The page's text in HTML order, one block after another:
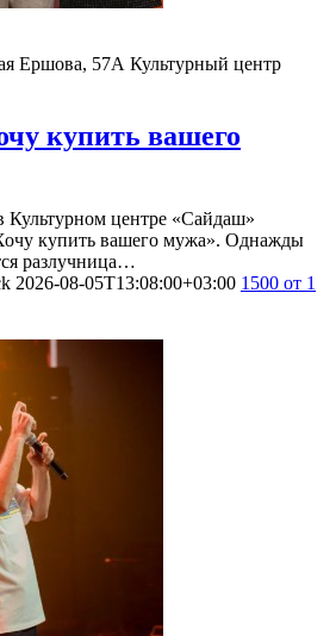
Ершова, 57А Культурный центр
купить вашего
Культурном центре «Сайдаш»
купить вашего мужа». Однажды
разлучница…
2026-08-05T13:08:00+03:00 1500 от 1